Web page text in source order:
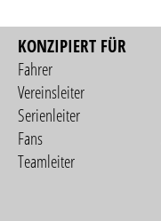
KONZIPIERT FÜR
Fahrer
Vereinsleiter
Serienleiter
Fans
Teamleiter